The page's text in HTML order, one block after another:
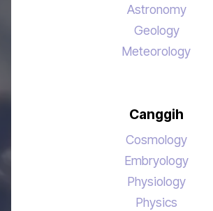
Astronomy
Geology
Meteorology
Canggih
Cosmology
Embryology
Physiology
Physics